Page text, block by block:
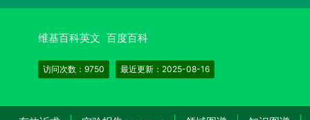
维基百科英文 百度百科
访问次数：9750 最近更新：2025-08-16